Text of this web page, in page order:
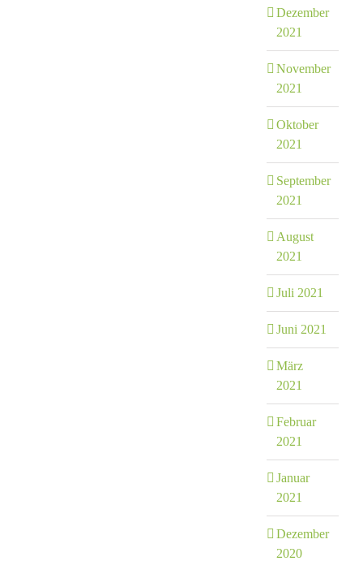
Dezember
2021
November
2021
Oktober
2021
September
2021
August
2021
Juli 2021
Juni 2021
März
2021
Februar
2021
Januar
2021
Dezember
2020